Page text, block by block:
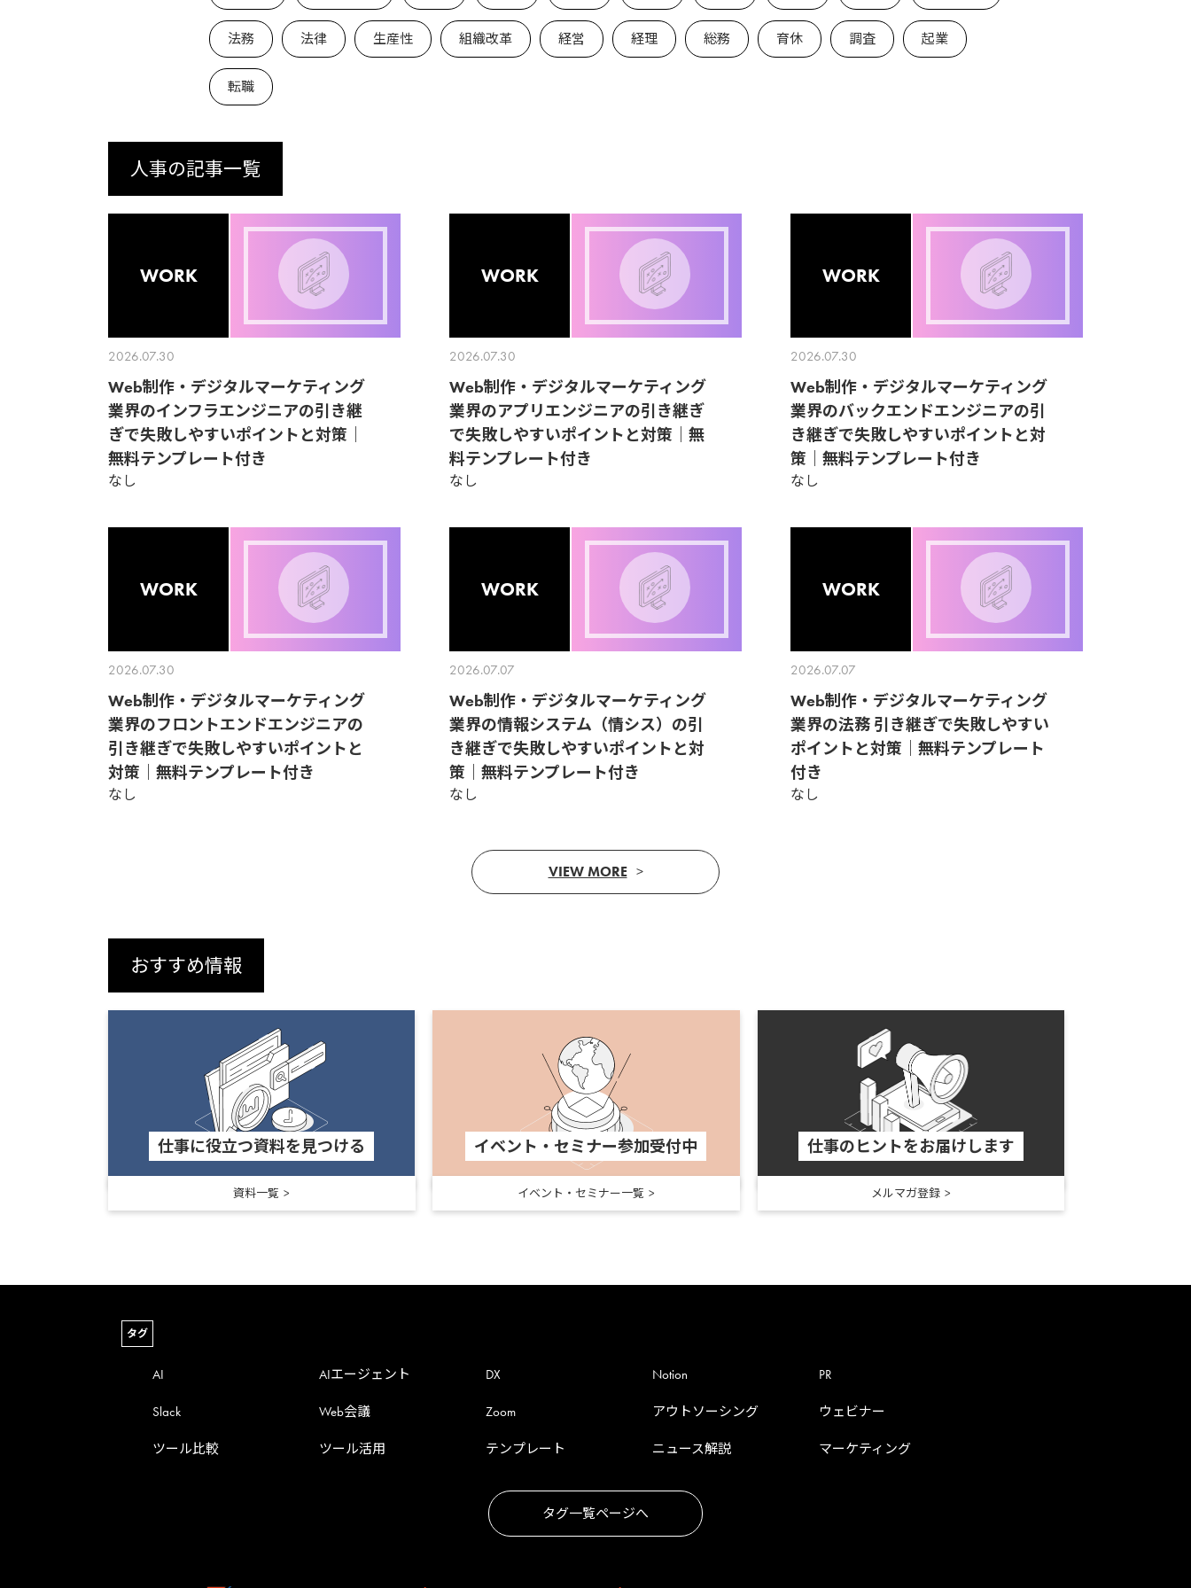
法務 法律 生産性 組織改革 経営 経理 総務 育休 調査 起業
転職
人事の記事一覧
WORK
2026.07.30
Web制作・デジタルマーケティング
業界のインフラエンジニアの引き継
ぎで失敗しやすいポイントと対策｜
無料テンプレート付き
なし
WORK
2026.07.30
Web制作・デジタルマーケティング
業界のアプリエンジニアの引き継ぎ
で失敗しやすいポイントと対策｜無
料テンプレート付き
なし
WORK
2026.07.30
Web制作・デジタルマーケティング
業界のバックエンドエンジニアの引
き継ぎで失敗しやすいポイントと対
策｜無料テンプレート付き
なし
WORK
2026.07.30
Web制作・デジタルマーケティング
業界のフロントエンドエンジニアの
引き継ぎで失敗しやすいポイントと
対策｜無料テンプレート付き
なし
WORK
2026.07.07
Web制作・デジタルマーケティング
業界の情報システム（情シス）の引
き継ぎで失敗しやすいポイントと対
策｜無料テンプレート付き
なし
WORK
2026.07.07
Web制作・デジタルマーケティング
業界の法務 引き継ぎで失敗しやすい
ポイントと対策｜無料テンプレート
付き
なし
VIEW MORE
おすすめ情報
仕事に役立つ資料を見つける
資料一覧
イベント・セミナー参加受付中
イベント・セミナー一覧
仕事のヒントをお届けします
メルマガ登録
タグ
AI AIエージェント DX Notion PR
Slack Web会議 Zoom アウトソーシング ウェビナー
ツール比較 ツール活用 テンプレート ニュース解説 マーケティング
タグ一覧ページへ